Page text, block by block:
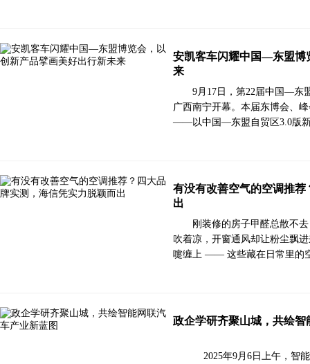
安凯客车闪耀中国—东盟博
来
9月17日，第22届中国—东
广西南宁开幕。本届东博会、
——以中国—东盟自贸区3.0版
有没有改善空气的空调推
出
刚装修的房子甲醛总散不
吹着凉，开窗通风却让粉尘飘
嚏缠上 —— 这些藏在日常里的
政企学研齐聚山城，共绘
2025年9月6日上午，智